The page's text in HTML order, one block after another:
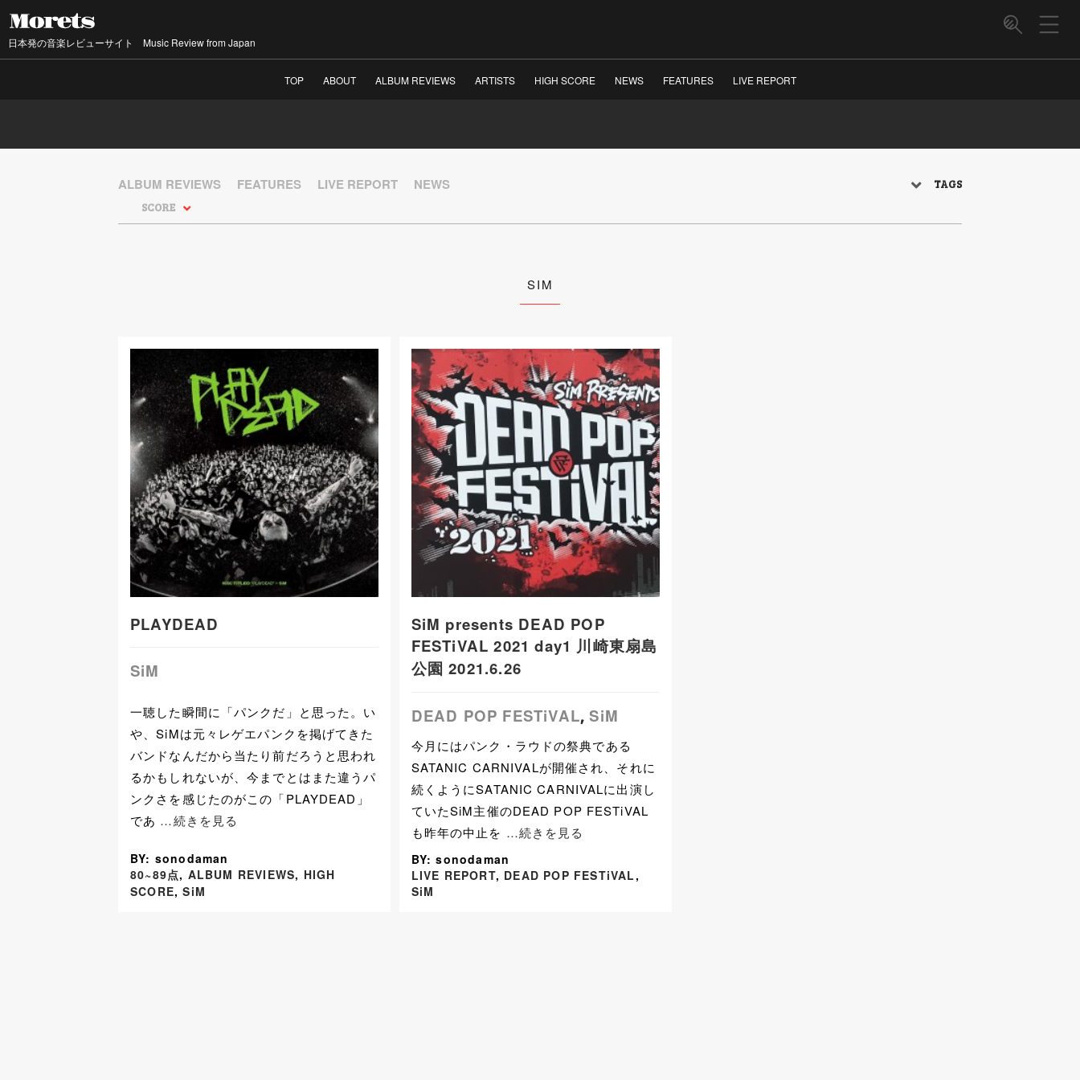
日本発の音楽レビューサイト Music Review from Japan
TOP ABOUT ALBUM REVIEWS ARTISTS HIGH SCORE NEWS FEATURES LIVE REPORT
ALBUM REVIEWS
SCORE
FEATURES LIVE REPORT NEWS TAGS
SIM
PLAYDEAD
SiM
一聴した瞬間に「パンクだ」と思った。い
や、SiMは元々レゲエパンクを掲げてきた
バンドなんだから当たり前だろうと思われ
るかもしれないが、今までとはまた違うパ
ンクさを感じたのがこの「PLAYDEAD」
であ …続きを見る
BY: sonodaman
80~89点, ALBUM REVIEWS, HIGH
SCORE,SiM
SiM presents DEAD POP
FESTiVAL 2021 day1 川崎東扇島
公園 2021.6.26
DEAD POP FESTiVAL,SiM
今月にはパンク・ラウドの祭典である
SATANIC CARNIVALが開催され、それに
続くようにSATANIC CARNIVALに出演し
ていたSiM主催のDEAD POP FESTiVAL
も昨年の中止を …続きを見る
BY: sonodaman
LIVE REPORT, DEAD POP FESTiVAL,
SiM